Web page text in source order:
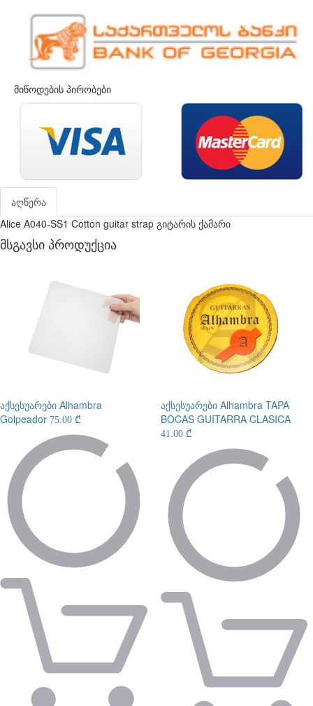
მიწოდების პირობები
აღწერა
Alice A040-SS1 Cotton guitar strap გიტარის ქამარი
მსგავსი პროდუქცია
აქსესუარები Alhambra
Golpeador 75.00 ₾
აქსესუარები Alhambra TAPA
BOCAS GUITARRA CLASICA
41.00 ₾